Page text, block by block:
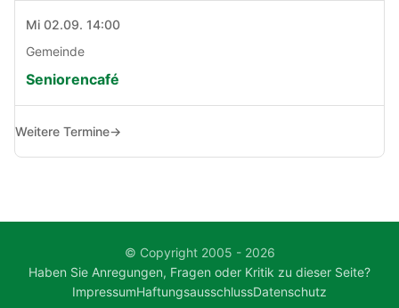
Mi 02.09. 14:00
Gemeinde
Seniorencafé
Weitere Termine→
© Copyright 2005 - 2026
Haben Sie Anregungen, Fragen oder Kritik zu dieser Seite?
ImpressumHaftungsausschlussDatenschutz